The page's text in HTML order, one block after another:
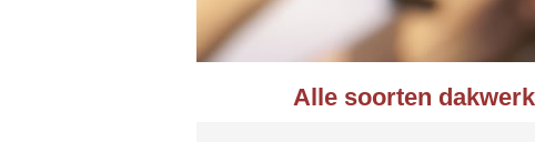
Alle soorten